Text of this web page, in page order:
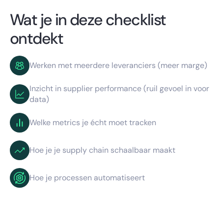
Wat je in deze checklist
ontdekt
Werken met meerdere leveranciers (meer marge)
Inzicht in supplier performance (ruil gevoel in voor
data)
Welke metrics je écht moet tracken
Hoe je je supply chain schaalbaar maakt
Hoe je processen automatiseert